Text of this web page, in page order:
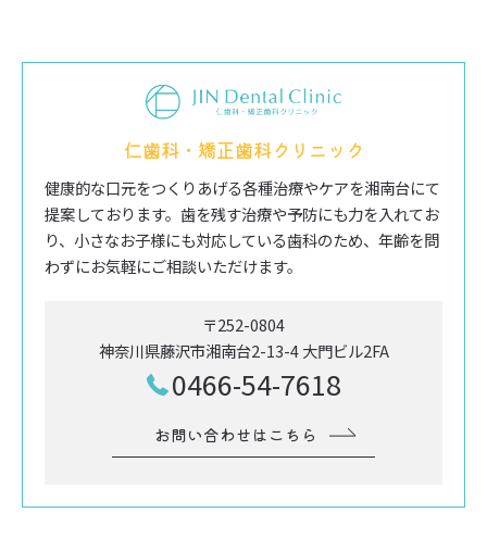
仁歯科・矯正歯科クリニック
健康的な口元をつくりあげる各種治療やケアを湘南台にて
提案しております。歯を残す治療や予防にも力を入れてお
り、小さなお子様にも対応している歯科のため、年齢を問
わずにお気軽にご相談いただけます。
〒252-0804
神奈川県藤沢市湘南台2-13-4 大門ビル2FA
0466-54-7618
お問い合わせはこちら